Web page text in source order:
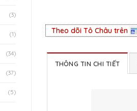
(3)
(1)
(34)
(37)
(5)
Theo dõi Tô Châu trên
THÔNG TIN CHI TIẾT